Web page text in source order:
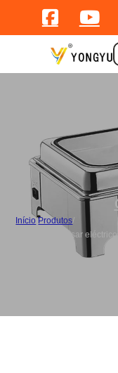
Início/Produtos/
Pratos para assar